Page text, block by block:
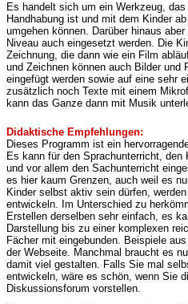
Es handelt sich um ein Werkzeug,
Handhabung ist und mit dem Kinder
umgehen können. Darüber hinaus
Niveau auch eingesetzt werden. Die
Zeichnung, die dann wie ein Film
und Zeichnen können auch Bilder und
eingefügt werden sowie auf eine sehr
zusätzlich noch Texte mit einem
kann das Ganze dann mit Musik
Didaktische Empfehlungen:
Dieses Programm ist ein
Es kann für den Sprachunterricht,
und vor allem den Sachunterricht
es hier kaum Grenzen, auch weil es
Kinder selbst aktiv sein dürfen,
entwickeln. Im Unterschied zu
Erstellen derselben sehr einfach, es
Darstellung bis zu einer komplexen
Fächer mit eingebunden. Beispiele
der Webseite. Manchmal braucht es
damit viel gestalten. Falls Sie mal
entwickeln, wäre es schön, wenn Sie
Diskussionsforum vorstellen.